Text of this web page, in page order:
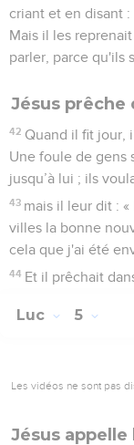
criant et en disant :
Mais il les
parler, parce qu'ils
Jésus prêche
42 Quand il fit jour,
Une foule de gens
jusqu’à lui ; ils
43 mais il leur dit :
villes la bonne
cela que j'ai été
44 Et il prêchait
Luc 5
Les vidéos ne sont pas
Jésus